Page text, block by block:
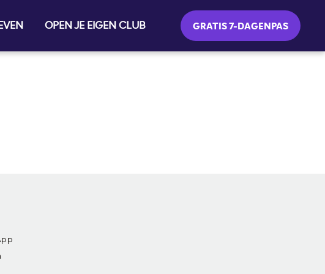
OPEN JE EIGEN CLUB GRATIS 7-DAGENPAS